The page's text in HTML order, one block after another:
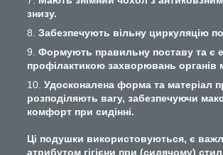
знизу.
Забезпечують вільну циркуляцію
Формують правильну поставу та є
профілактикою захворювань органів
Удосконалена форма та матеріал
розподіляють вагу, забезпечуючи
комфорт при сидінні.
Ці подушки використовуються, є
атрибутом гігієни при (сидячому)